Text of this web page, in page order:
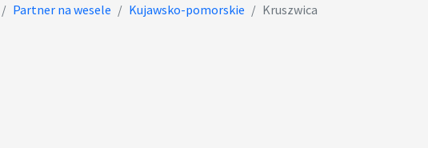
Partner na wesele Kujawsko-pomorskie Kruszwica